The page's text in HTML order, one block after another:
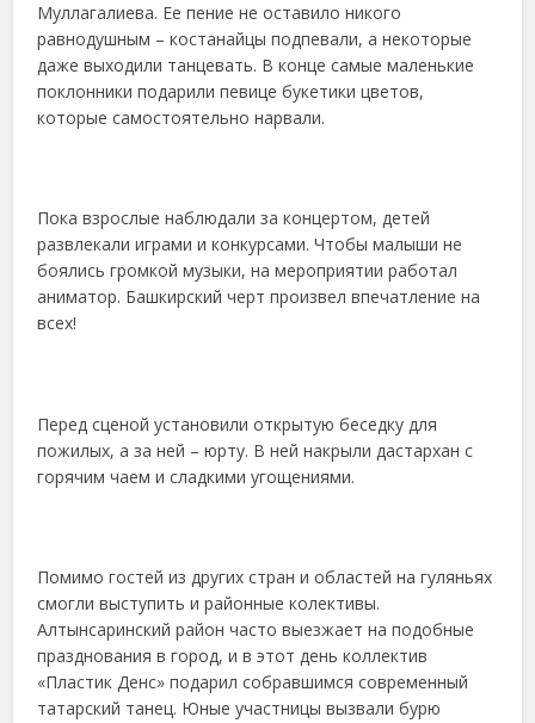
Муллагалиева. Ее пение не оставило никого
равнодушным – костанайцы подпевали, а некоторые
даже выходили танцевать. В конце самые маленькие
поклонники подарили певице букетики цветов,
которые самостоятельно нарвали.
Пока взрослые наблюдали за концертом, детей
развлекали играми и конкурсами. Чтобы малыши не
боялись громкой музыки, на мероприятии работал
аниматор. Башкирский черт произвел впечатление на
всех!
Перед сценой установили открытую беседку для
пожилых, а за ней – юрту. В ней накрыли дастархан с
горячим чаем и сладкими угощениями.
Помимо гостей из других стран и областей на гуляньях
смогли выступить и районные колективы.
Алтынсаринский район часто выезжает на подобные
празднования в город, и в этот день коллектив
«Пластик Денс» подарил собравшимся современный
татарский танец. Юные участницы вызвали бурю